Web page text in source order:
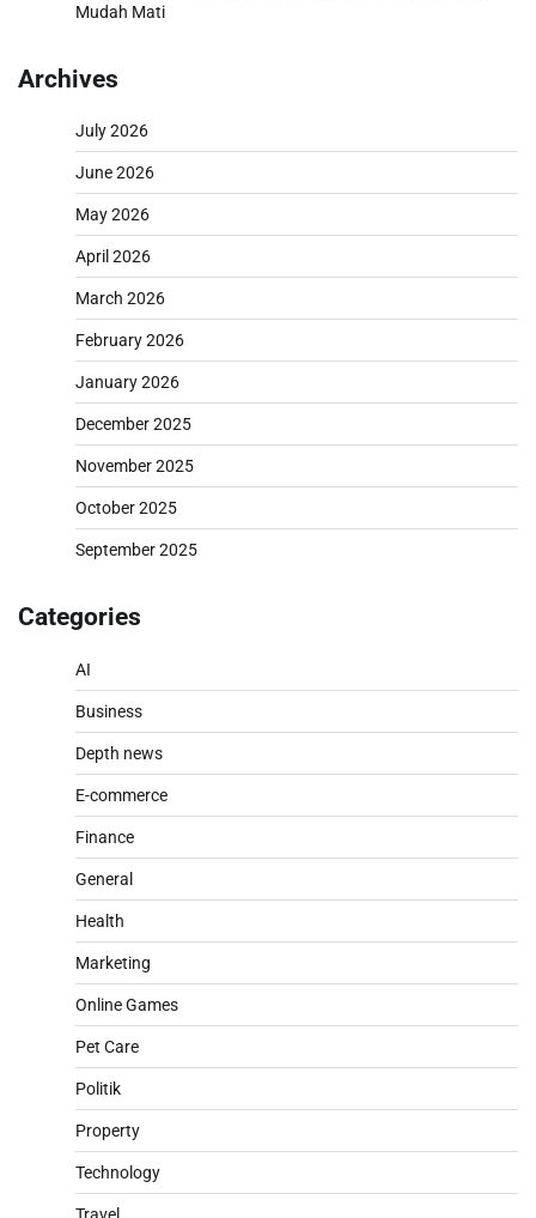
Mudah Mati
Archives
July 2026
June 2026
May 2026
April 2026
March 2026
February 2026
January 2026
December 2025
November 2025
October 2025
September 2025
Categories
AI
Business
Depth news
E-commerce
Finance
General
Health
Marketing
Online Games
Pet Care
Politik
Property
Technology